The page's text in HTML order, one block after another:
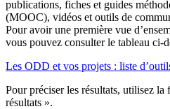
publications, fiches et guides
(MOOC), vidéos et outils de
Pour avoir une première vue
vous pouvez consulter le tableau ci-
Les ODD et vos projets : liste
Pour préciser les résultats, utilisez
résultats ».